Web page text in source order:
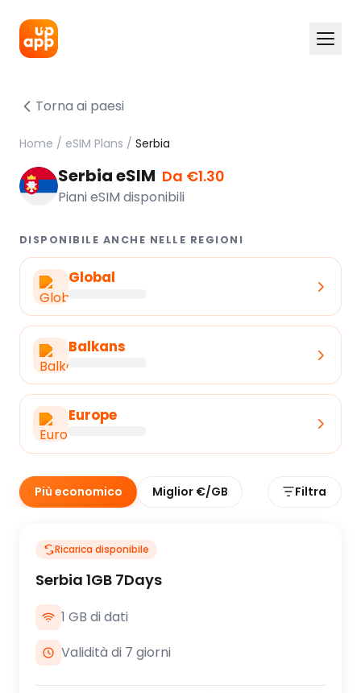
Torna ai paesi
Home / eSIM Plans / Serbia
Serbia eSIM Da €1.30
Piani eSIM disponibili
DISPONIBILE ANCHE NELLE REGIONI
Global
Balkans
Europe
Più economico Miglior €/GB Filtra
Ricarica disponibile
Serbia 1GB 7Days
1 GB di dati
Validità di 7 giorni